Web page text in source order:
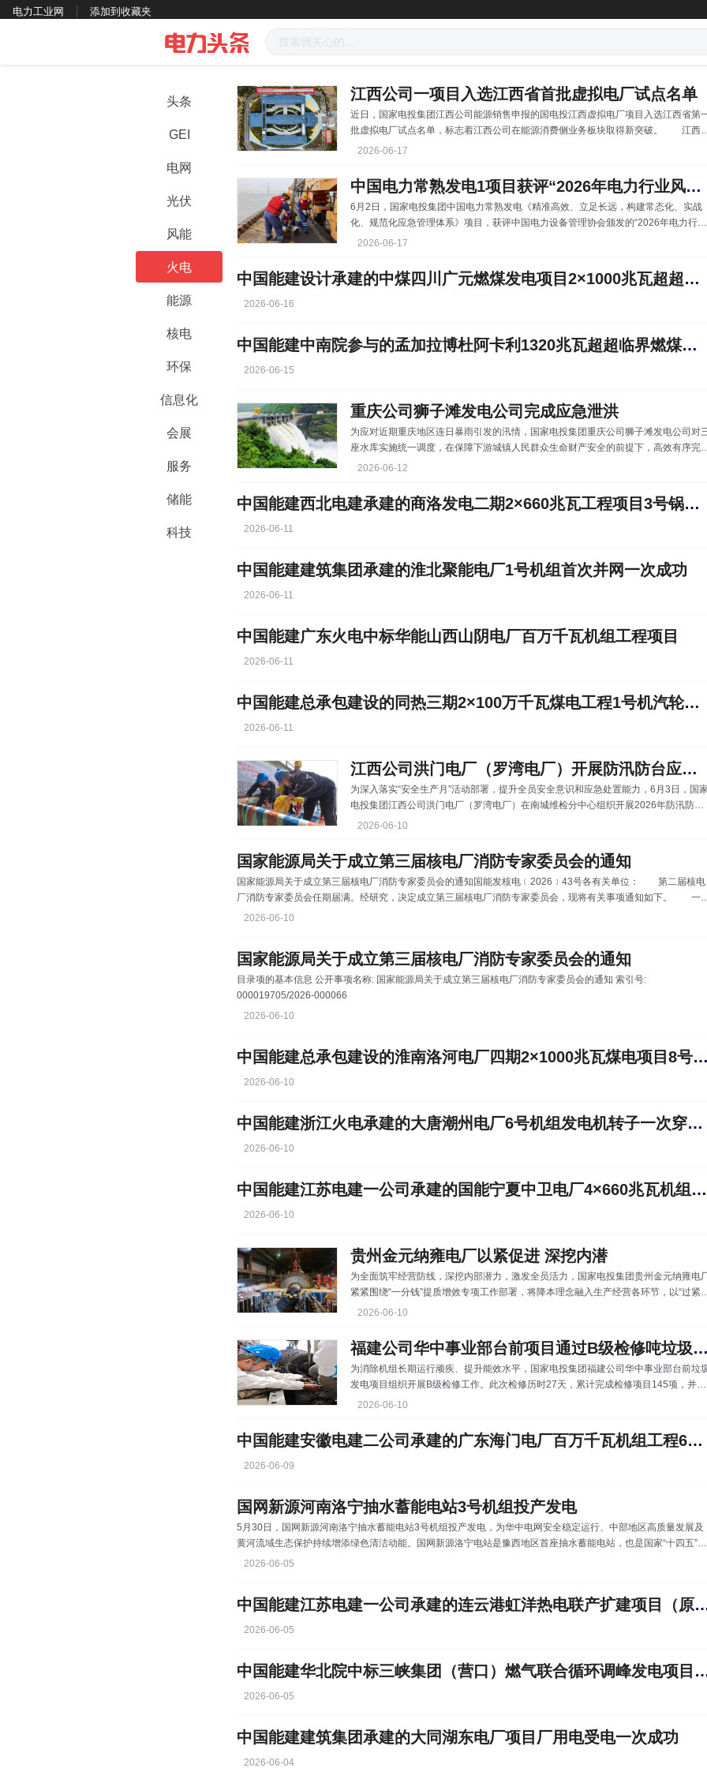
电力工业网 添加到收藏夹
头条
GEI
电网
光伏
风能
火电
能源
核电
环保
信息化
会展
服务
储能
科技
江西公司一项目入选江西省首批虚拟电厂试点名单
近日，国家电投集团江西公司能源销售申报的国电投江西虚拟电厂项目入选江西省第
批虚拟电厂试点名单，标志着江西公司在能源消费侧业务板块取得新突破。 江西
司能源销售立足自身资源禀赋与业务优势，深度挖掘售电客户可调负荷资源及永修星火
明、可行性突出。申报期间，江西公司能源销售主动对接江西省能源局等主管单位，积
极联动电投综能等专业力量完善方案，最终以严谨专业的申报材料、清晰可行的实施路
径顺利通过专家评审，跻身全省首批虚拟电
2026-06-17
中国电力常熟发电1项目获评“2026年电力行业风险防控与应急管理标杆项目”
6月2日，国家电投集团中国电力常熟发电《精准高效、立足长远，构建常态化、实战
化、规范化应急管理体系》项目，获评中国电力设备管理协会颁发的“2026年电力行业
风险防控与应急管理标杆项目”称号。 应急管理是安全生产工作的重要组成部分，
准，持续加强应急管理建设，全方位筑牢安全生产屏障：坚持动态优化预案体系，结合
过往成功实践案例及现场工况变化，累计修订完善应急预案；聚焦实战练兵，立足极端
2026-06-17
中国能建设计承建的中煤四川广元燃煤发电项目2×1000兆瓦超超临界机组新建工程1号机组并网
2026-06-16
中国能建中南院参与的孟加拉博杜阿卡利1320兆瓦超超临界燃煤电站项目投运
2026-06-15
重庆公司狮子滩发电公司完成应急泄洪
为应对近期重庆地区连日暴雨引发的汛情，国家电投集团重庆公司狮子滩发电公司对
座水库实施统一调度，在保障下游城镇人民群众生命财产安全的前提下，高效有序完
全部开闸泄洪工作，有效控制水库水位，确保各流域电站安全稳定运行。 6月7日
流域遭遇暴雨，累计面雨量均达60毫米以上。其中，6月8日0时至12时，江口电站坝
前雨量高达208毫米，最大小时雨量超过60毫米，雨势来势猛、强度大，防汛形势骤然
2026-06-12
中国能建西北电建承建的商洛发电二期2×660兆瓦工程项目3号锅炉首次点火一次成功
2026-06-11
中国能建建筑集团承建的淮北聚能电厂1号机组首次并网一次成功
2026-06-11
中国能建广东火电中标华能山西山阴电厂百万千瓦机组工程项目
2026-06-11
中国能建总承包建设的同热三期2×100万千瓦煤电工程1号机汽轮发电机转子穿装完成
2026-06-11
江西公司洪门电厂（罗湾电厂）开展防汛防台应急演练
为深入落实“安全生产月”活动部署，提升全员安全意识和应急处置能力，6月3日，国家
电投集团江西公司洪门电厂（罗湾电厂）在南城维检分中心组织开展2026年防汛防台
应急演练，江西公司系统相关水电单位现场观摩。 本次演练立足主汛期极端强降雨
备故障、厂房雨水倒灌、人员触电等多重险情叠加场景，实景还原汛期复杂突发险情全
流程处置，结合实际设置防汛抢险、设备抢修、规范泄洪、医疗急救等演练科目，全面
检验应急反应能力、突发事件处置能力和
2026-06-10
国家能源局关于成立第三届核电厂消防专家委员会的通知
国家能源局关于成立第三届核电厂消防专家委员会的通知国能发核电﹝2026﹞43号各有关单位： 第二届核电
厂消防专家委员会任期届满。经研究，决定成立第三届核电厂消防专家委员会，现将有关事项通知如下。 一
主要职责 支持核电厂消防监督管理工作，为核电厂消防法规标准制（修）订、消防设计审查和验收、消防监督
2026-06-10
国家能源局关于成立第三届核电厂消防专家委员会的通知
目录项的基本信息 公开事项名称: 国家能源局关于成立第三届核电厂消防专家委员会的通知 索引号:
000019705/2026-000066
2026-06-10
中国能建总承包建设的淮南洛河电厂四期2×1000兆瓦煤电项目8号锅炉水压试验一次成功、发电机定子吊装就位
2026-06-10
中国能建浙江火电承建的大唐潮州电厂6号机组发电机转子一次穿装就位
2026-06-10
中国能建江苏电建一公司承建的国能宁夏中卫电厂4×660兆瓦机组扩建工程6号机组汽轮机扣盖一次成功
2026-06-10
贵州金元纳雍电厂以紧促进 深挖内潜
为全面筑牢经营防线，深挖内部潜力，激发全员活力，国家电投集团贵州金元纳雍电
紧紧围绕“一分钱”提质增效专项工作部署，将降本理念融入生产经营各环节，以“过紧
子”的思想自觉和行动自觉，凝聚起全厂上下共克时艰、降本增效的强大合力。今年以
超过1200万元，为纳雍电厂2026年实现“全口径盈利”奠定了坚实基础。向内挖潜 能干
不包 “以前设备一坏，第一反应是打电话叫外委人员来修。现在不一样了，不管大
事小事，都是我们自己人上手干
2026-06-10
福建公司华中事业部台前项目通过B级检修吨垃圾发电量提升15.6%
为消除机组长期运行顽疾、提升能效水平，国家电投集团福建公司华中事业部台前垃
发电项目组织开展B级检修工作。此次检修历时27天，累计完成检修项目145项，并于
6月1日11时一次并网完成。机组启动后，各项运行指标显著优化，设备效能大幅提
效显著。华中事业部台前项目检修人员正在回装汽轮机转子 检修工作聚焦设备长期
存在的关键问题，重点消除了烟囱内壁严重腐蚀、汽轮机末级叶片汽蚀、设备胀差异
2026-06-10
中国能建安徽电建二公司承建的广东海门电厂百万千瓦机组工程6号机组DCS受电一次成功
2026-06-09
国网新源河南洛宁抽水蓄能电站3号机组投产发电
5月30日，国网新源河南洛宁抽水蓄能电站3号机组投产发电，为华中电网安全稳定运行、中部地区高质量发展及
黄河流域生态保护持续增添绿色清洁动能。国网新源洛宁电站是豫西地区首座抽水蓄能电站，也是国家“十四五”收
官衔接“十五五”开局的重点能源项目。电站位于河南省洛阳市洛宁县涧口乡，工程动态总投资88.8亿元，总装机容
2026-06-05
中国能建江苏电建一公司承建的连云港虹洋热电联产扩建项目（
2026-06-05
中国能建华北院中标三峡集团（营口）燃气联合循
2026-06-05
中国能建建筑集团承建的大同湖东电厂项目厂用电受电一次成功
2026-06-04